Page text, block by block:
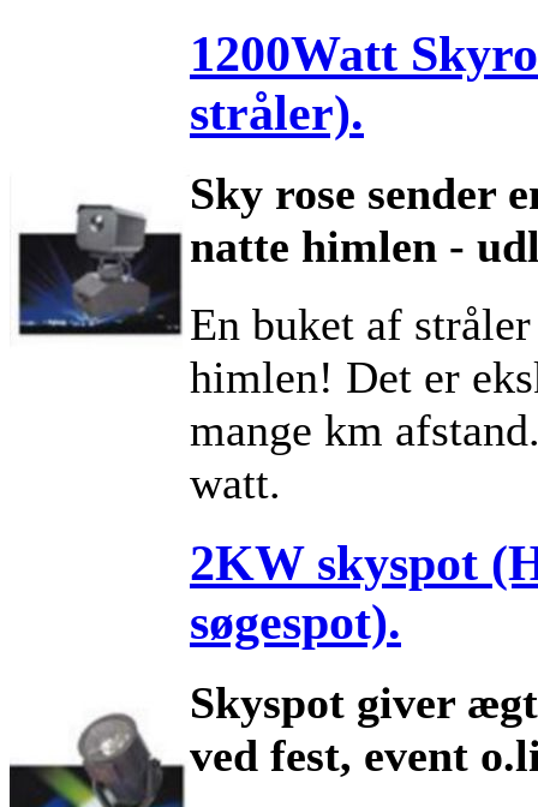
1200Watt
stråler).
Sky rose sender
natte himlen -
En buket af
himlen! Det er
mange km
watt.
2KW skyspot
søgespot).
Skyspot giver
ved fest, event